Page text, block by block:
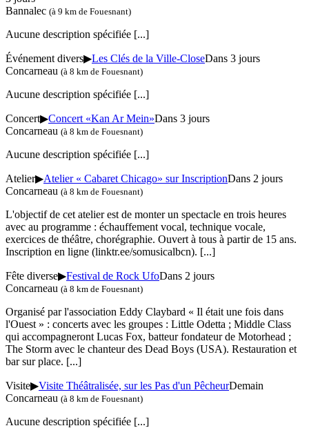
Bannalec (à 9 km de Fouesnant)
Aucune description spécifiée [...]
Événement divers▶Les Clés de la Ville-CloseDans 3 jours
Concarneau (à 8 km de Fouesnant)
Aucune description spécifiée [...]
Concert▶Concert «Kan Ar Mein»Dans 3 jours
Concarneau (à 8 km de Fouesnant)
Aucune description spécifiée [...]
Atelier▶Atelier « Cabaret Chicago» sur InscriptionDans 2 jours
Concarneau (à 8 km de Fouesnant)
L'objectif de cet atelier est de monter un spectacle en trois heures
avec au programme : échauffement vocal, technique vocale,
exercices de théâtre, chorégraphie. Ouvert à tous à partir de 15 ans.
Inscription en ligne (linktr.ee/somusicalbcn). [...]
Fête diverse▶Festival de Rock UfoDans 2 jours
Concarneau (à 8 km de Fouesnant)
Organisé par l'association Eddy Claybard « Il était une fois dans
l'Ouest » : concerts avec les groupes : Little Odetta ; Middle Class
qui accompagneront Lucas Fox, batteur fondateur de Motorhead ;
The Storm avec le chanteur des Dead Boys (USA). Restauration et
bar sur place. [...]
Visite▶Visite Théâtralisée, sur les Pas d'un PêcheurDemain
Concarneau (à 8 km de Fouesnant)
Aucune description spécifiée [...]